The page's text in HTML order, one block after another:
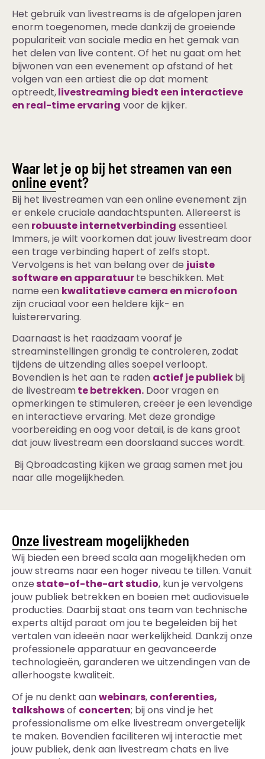
Het gebruik van livestreams is de afgelopen jaren
enorm toegenomen, mede dankzij de groeiende
populariteit van sociale media en het gemak van
het delen van live content. Of het nu gaat om het
bijwonen van een evenement op afstand of het
volgen van een artiest die op dat moment
optreedt,livestreaming biedt een interactieve
en real-time ervaring voor de kijker.
Waar let je op bij het streamen van een
online event?
Bij het livestreamen van een online evenement zijn
er enkele cruciale aandachtspunten. Allereerst is
eenrobuuste internetverbinding essentieel.
Immers, je wilt voorkomen dat jouw livestream door
een trage verbinding hapert of zelfs stopt.
Vervolgens is het van belang over de juiste
software en apparatuurte beschikken. Met
name een kwalitatieve camera en microfoon
zijn cruciaal voor een heldere kijk- en
luisterervaring.
Daarnaast is het raadzaam vooraf je
streaminstellingen grondig te controleren, zodat
tijdens de uitzending alles soepel verloopt.
Bovendien is het aan te raden actief je publiekbij
de livestreamte betrekken. Door vragen en
opmerkingen te stimuleren, creëer je een levendige
en interactieve ervaring. Met deze grondige
voorbereiding en oog voor detail, is de kans groot
dat jouw livestream een doorslaand succes wordt.
Bij Qbroadcasting kijken we graag samen met jou
naar alle mogelijkheden.
Onze livestream mogelijkheden
Wij bieden een breed scala aan mogelijkheden om
jouw streams naar een hoger niveau te tillen. Vanuit
onzestate-of-the-art studio, kun je vervolgens
jouw publiek betrekken en boeien met audiovisuele
producties. Daarbij staat ons team van technische
experts altijd paraat om jou te begeleiden bij het
vertalen van ideeën naar werkelijkheid. Dankzij onze
professionele apparatuur en geavanceerde
technologieën, garanderen we uitzendingen van de
allerhoogste kwaliteit.
Of je nu denkt aanwebinars, conferenties,
talkshowsof concerten; bij ons vind je het
professionalisme om elke livestream onvergetelijk
te maken. Bovendien faciliteren wij interactie met
jouw publiek, denk aan livestream chats en live